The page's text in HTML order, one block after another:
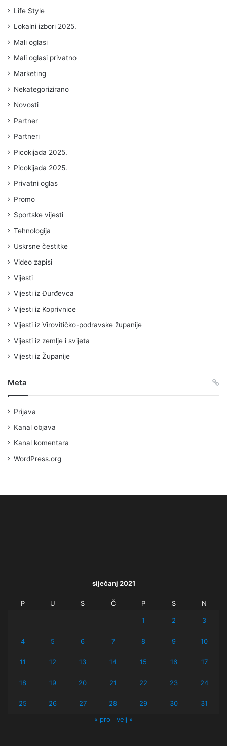
Life Style
Lokalni izbori 2025.
Mali oglasi
Mali oglasi privatno
Marketing
Nekategorizirano
Novosti
Partner
Partneri
Picokijada 2025.
Picokijada 2025.
Privatni oglas
Promo
Sportske vijesti
Tehnologija
Uskrsne čestitke
Video zapisi
Vijesti
Vijesti iz Đurđevca
Vijesti iz Koprivnice
Vijesti iz Virovitičko-podravske županije
Vijesti iz zemlje i svijeta
Vijesti iz Županije
Meta
Prijava
Kanal objava
Kanal komentara
WordPress.org
siječanj 2021
P U S Č P S N
1 2 3
4 5 6 7 8 9 10
11 12 13 14 15 16 17
18 19 20 21 22 23 24
25 26 27 28 29 30
31
« pro
velj »